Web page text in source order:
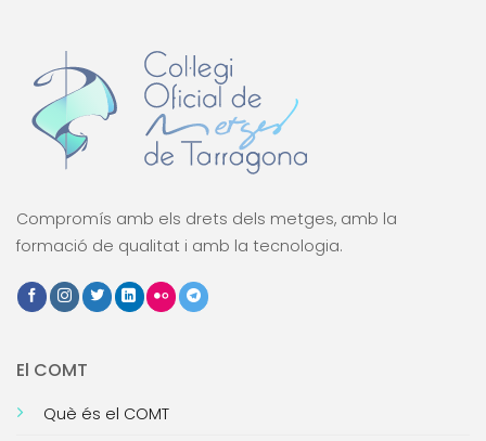
Compromís amb els drets dels metges, amb la
formació de qualitat i amb la tecnologia.
El COMT
Què és el COMT